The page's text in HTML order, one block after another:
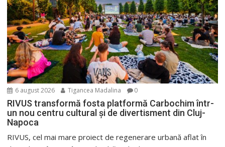
6 august 2026 Tigancea Madalina 0
RIVUS transformă fosta platformă Carbochim într-
un nou centru cultural și de divertisment din Cluj-
Napoca
RIVUS, cel mai mare proiect de regenerare urbană aflat în